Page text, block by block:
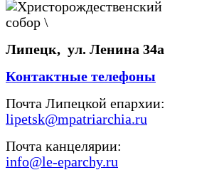
Липецк, ул. Ленина 34а
Контактные телефоны
Почта Липецкой епархии:
lipetsk@mpatriarchia.ru
Почта канцелярии:
info@le-eparchy.ru